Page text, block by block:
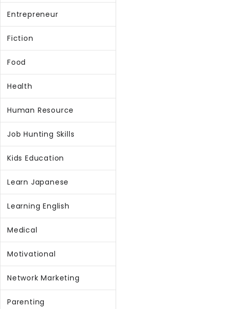
Entrepreneur
Fiction
Food
Health
Human Resource
Job Hunting Skills
Kids Education
Learn Japanese
Learning English
Medical
Motivational
Network Marketing
Parenting